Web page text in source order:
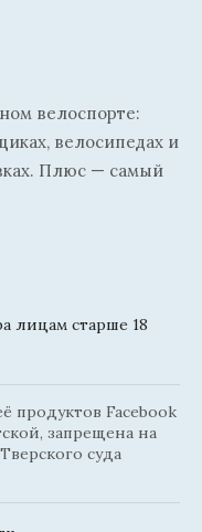
велоспорте:
велосипедах и
Плюс — самый
лицам старше 18
продуктов Facebook
запрещена на
суда